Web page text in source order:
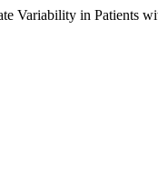
Variability in Patients